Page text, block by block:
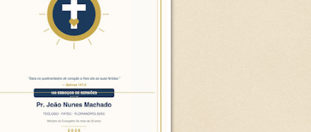
G
letra G